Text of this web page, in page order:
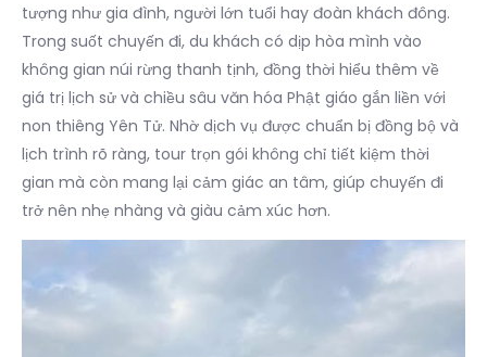
tượng như gia đình, người lớn tuổi hay đoàn khách đông.
Trong suốt chuyến đi, du khách có dịp hòa mình vào
không gian núi rừng thanh tịnh, đồng thời hiểu thêm về
giá trị lịch sử và chiều sâu văn hóa Phật giáo gắn liền với
non thiêng Yên Tử. Nhờ dịch vụ được chuẩn bị đồng bộ và
lịch trình rõ ràng, tour trọn gói không chỉ tiết kiệm thời
gian mà còn mang lại cảm giác an tâm, giúp chuyến đi
trở nên nhẹ nhàng và giàu cảm xúc hơn.